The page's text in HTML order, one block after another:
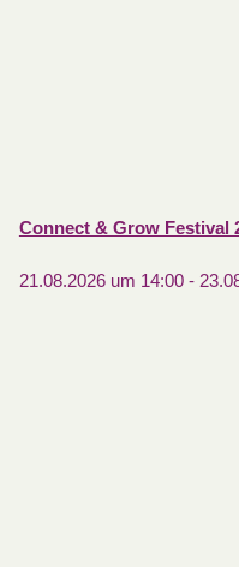
Connect & Grow Festival
21.08.2026 um 14:00-